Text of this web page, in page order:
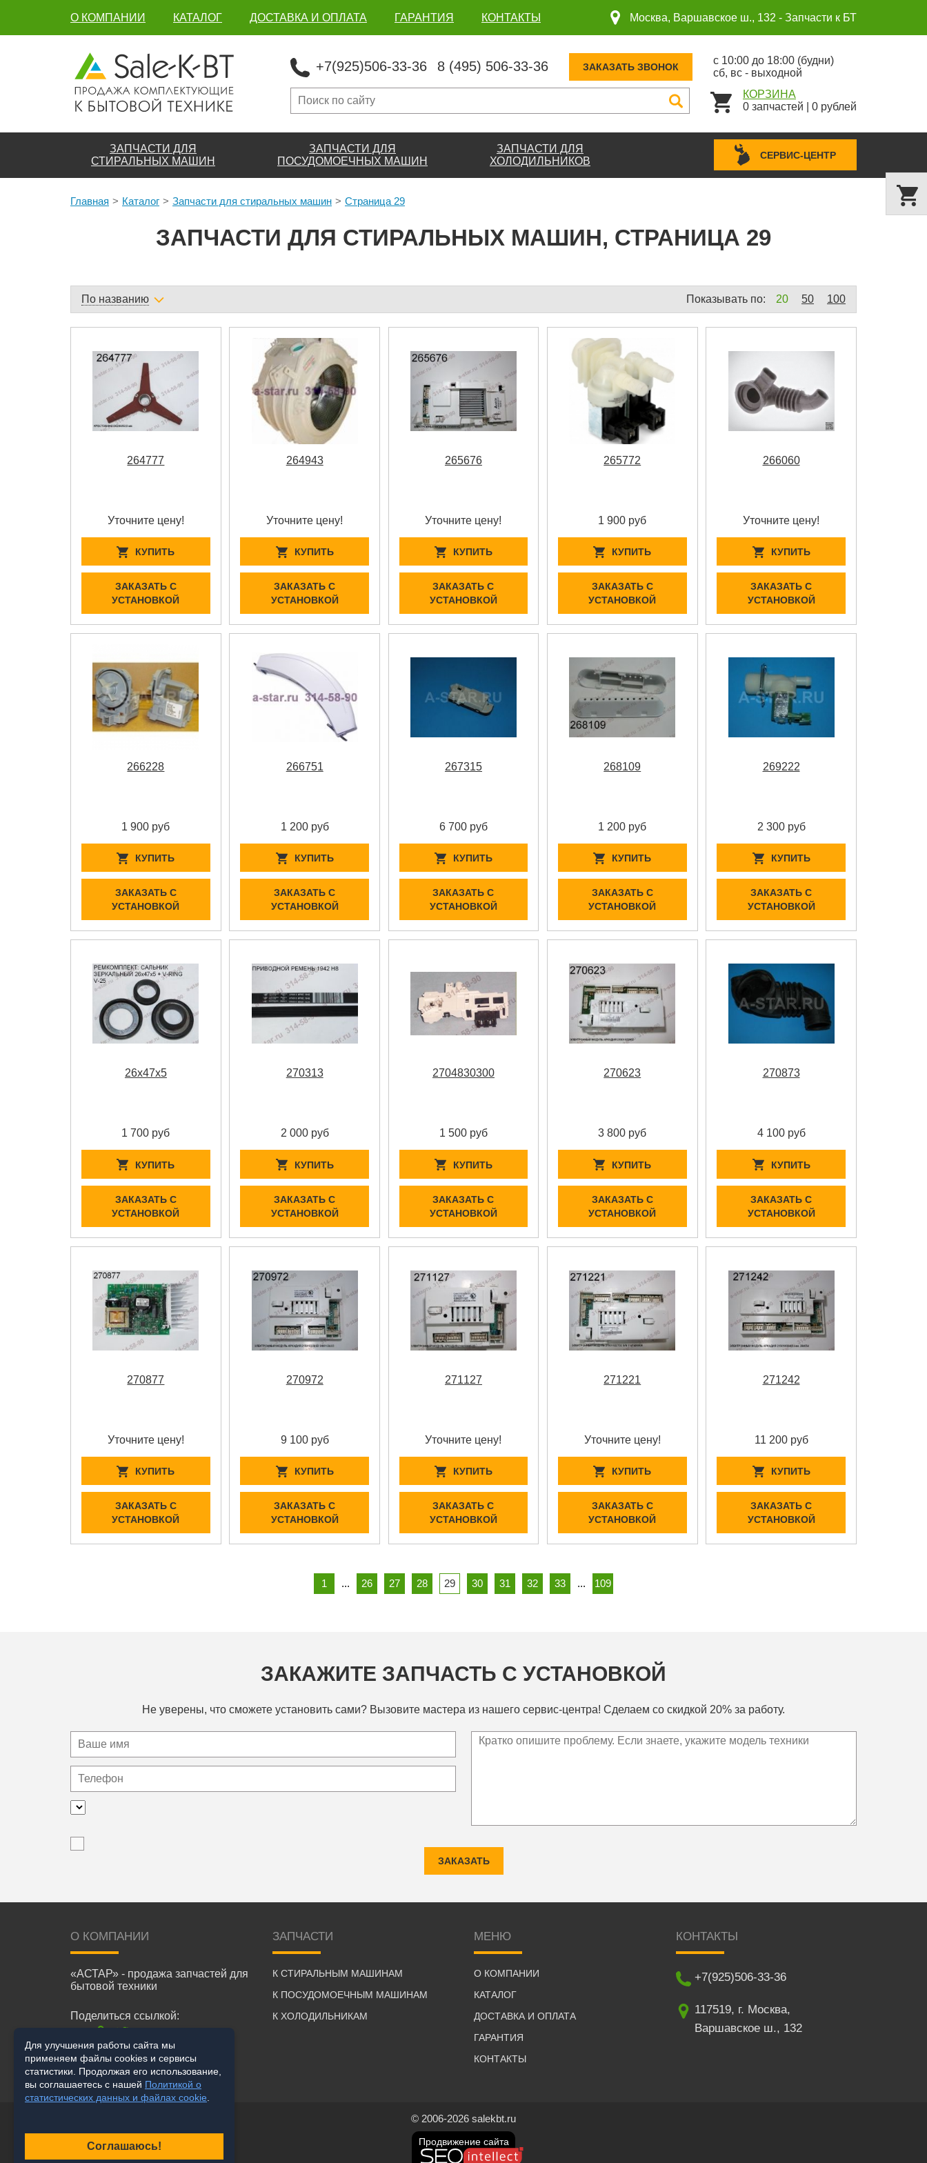
О КОМПАНИИ КАТАЛОГ ДОСТАВКА И ОПЛАТА ГАРАНТИЯ КОНТАКТЫ Москва, Варшавское ш., 132 - Запчасти к БТ
+7(925)506-33-36 8 (495) 506-33-36 ЗАКАЗАТЬ ЗВОНОК
с 10:00 до 18:00 (будни)
сб, вс - выходной
КОРЗИНА
0 запчастей 0 рублей
ЗАПЧАСТИ ДЛЯ
СТИРАЛЬНЫХ МАШИН
ЗАПЧАСТИ ДЛЯ
ПОСУДОМОЕЧНЫХ МАШИН
ЗАПЧАСТИ ДЛЯ
ХОЛОДИЛЬНИКОВ
СЕРВИС-ЦЕНТР
Главная Каталог Запчасти для стиральных машин Страница 29
ЗАПЧАСТИ ДЛЯ СТИРАЛЬНЫХ МАШИН, СТРАНИЦА 29
По названию Показывать по: 20 50 100
264777
Уточните цену!
КУПИТЬ
ЗАКАЗАТЬ С
УСТАНОВКОЙ
264943
Уточните цену!
КУПИТЬ
ЗАКАЗАТЬ С
УСТАНОВКОЙ
265676
Уточните цену!
КУПИТЬ
ЗАКАЗАТЬ С
УСТАНОВКОЙ
265772
1 900 руб
КУПИТЬ
ЗАКАЗАТЬ С
УСТАНОВКОЙ
266060
Уточните цену!
КУПИТЬ
ЗАКАЗАТЬ С
УСТАНОВКОЙ
266228
1 900 руб
КУПИТЬ
ЗАКАЗАТЬ С
УСТАНОВКОЙ
266751
1 200 руб
КУПИТЬ
ЗАКАЗАТЬ С
УСТАНОВКОЙ
267315
6 700 руб
КУПИТЬ
ЗАКАЗАТЬ С
УСТАНОВКОЙ
268109
1 200 руб
КУПИТЬ
ЗАКАЗАТЬ С
УСТАНОВКОЙ
269222
2 300 руб
КУПИТЬ
ЗАКАЗАТЬ С
УСТАНОВКОЙ
26x47x5
1 700 руб
КУПИТЬ
ЗАКАЗАТЬ С
УСТАНОВКОЙ
270313
2 000 руб
КУПИТЬ
ЗАКАЗАТЬ С
УСТАНОВКОЙ
2704830300
1 500 руб
КУПИТЬ
ЗАКАЗАТЬ С
УСТАНОВКОЙ
270623
3 800 руб
КУПИТЬ
ЗАКАЗАТЬ С
УСТАНОВКОЙ
270873
4 100 руб
КУПИТЬ
ЗАКАЗАТЬ С
УСТАНОВКОЙ
270877
Уточните цену!
КУПИТЬ
ЗАКАЗАТЬ С
УСТАНОВКОЙ
270972
9 100 руб
КУПИТЬ
ЗАКАЗАТЬ С
УСТАНОВКОЙ
271127
Уточните цену!
КУПИТЬ
ЗАКАЗАТЬ С
УСТАНОВКОЙ
271221
Уточните цену!
КУПИТЬ
ЗАКАЗАТЬ С
УСТАНОВКОЙ
271242
11 200 руб
КУПИТЬ
ЗАКАЗАТЬ С
УСТАНОВКОЙ
1 ... 26 27 28 29 30 31 32 33 ... 109
ЗАКАЖИТЕ ЗАПЧАСТЬ С УСТАНОВКОЙ
Не уверены, что сможете установить сами? Вызовите мастера из нашего сервис-центра! Сделаем со скидкой 20% за работу.
ЗАКАЗАТЬ
О КОМПАНИИ
«АСТАР» - продажа запчастей для
бытовой техники
Поделиться ссылкой:
ЗАПЧАСТИ
К СТИРАЛЬНЫМ МАШИНАМ
К ПОСУДОМОЕЧНЫМ МАШИНАМ
К ХОЛОДИЛЬНИКАМ
МЕНЮ
О КОМПАНИИ
КАТАЛОГ
ДОСТАВКА И ОПЛАТА
ГАРАНТИЯ
КОНТАКТЫ
КОНТАКТЫ
+7(925)506-33-36
117519, г. Москва,
Варшавское ш., 132
© 2006-2026 salekbt.ru
Продвижение сайта
Для улучшения работы сайта мы
применяем файлы cookies и сервисы
статистики. Продолжая его использование,
вы соглашаетесь с нашей Политикой о
статистических данных и файлах cookie
Соглашаюсь!